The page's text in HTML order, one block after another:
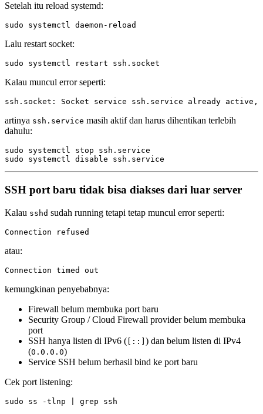
Setelah itu reload systemd:
Lalu restart socket:
Kalau muncul error seperti:
artinya ssh.service masih aktif dan harus dihentikan terlebih
dahulu:
sudo systemctl stop ssh.service
SSH port baru tidak bisa diakses dari luar server
Kalau sshd sudah running tetapi tetap muncul error seperti:
atau:
kemungkinan penyebabnya:
Firewall belum membuka port baru
Security Group / Cloud Firewall provider belum membuka
port
SSH hanya listen di IPv6 ( [::] ) dan belum listen di IPv4
(0.0.0.0)
Service SSH belum berhasil bind ke port baru
Cek port listening: